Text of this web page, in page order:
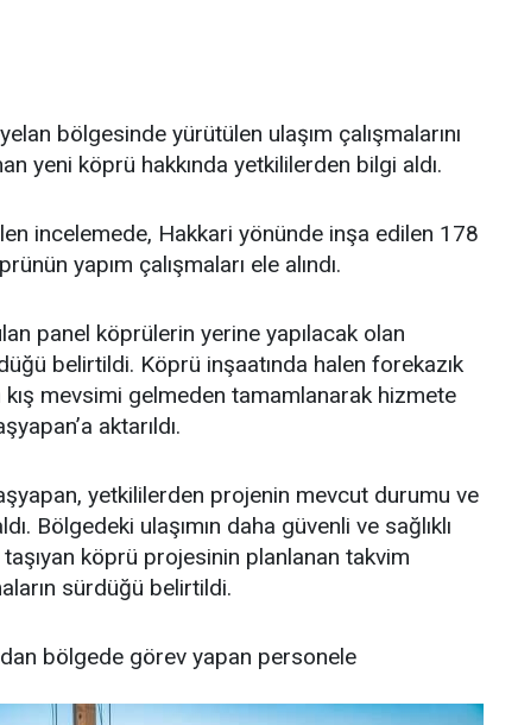
bölgesinde yürütülen ulaşım çalışmalarını
yeni köprü hakkında yetkililerden bilgi aldı.
incelemede, Hakkari yönünde inşa edilen 178
yapım çalışmaları ele alındı.
panel köprülerin yerine yapılacak olan
belirtildi. Köprü inşaatında halen forekazık
kış mevsimi gelmeden tamamlanarak hizmete
aktarıldı.
yetkililerden projenin mevcut durumu ve
Bölgedeki ulaşımın daha güvenli ve sağlıklı
köprü projesinin planlanan takvim
sürdüğü belirtildi.
bölgede görev yapan personele